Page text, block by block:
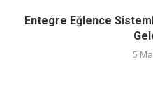
Entegre Eğlence
5